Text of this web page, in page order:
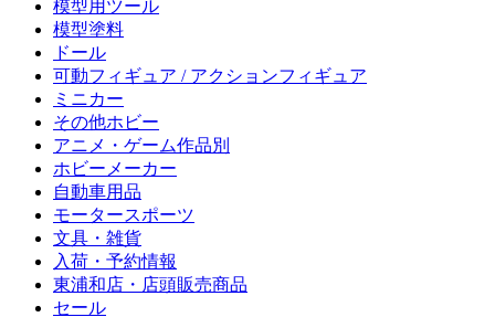
模型用ツール
模型塗料
ドール
可動フィギュア / アクションフィギュア
ミニカー
その他ホビー
アニメ・ゲーム作品別
ホビーメーカー
自動車用品
モータースポーツ
文具・雑貨
入荷・予約情報
東浦和店・店頭販売商品
セール